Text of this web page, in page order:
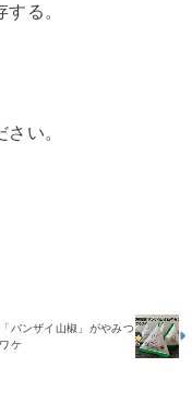
る。
い。
バンザイ山椒」がやみつ
ケ